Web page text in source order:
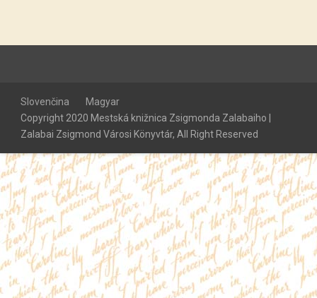
Slovenčina
Magyar
Copyright 2020 Mestská knižnica Zsigmonda Zalabaiho |
Zalabai Zsigmond Városi Könyvtár, All Right Reserved